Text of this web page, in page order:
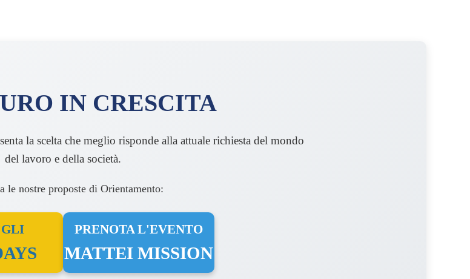
IN CRESCITA
la scelta che meglio risponde alla attuale richiesta del mondo
del lavoro e della società.
le nostre proposte di Orientamento:
GLI PRENOTA L'EVENTO
MATTEI MISSION